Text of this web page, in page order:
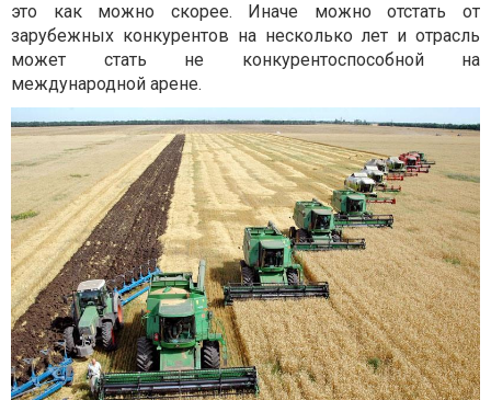
это как можно скорее. Иначе можно отстать от
зарубежных конкурентов на несколько лет и отрасль
может стать не конкурентоспособной на
международной арене.